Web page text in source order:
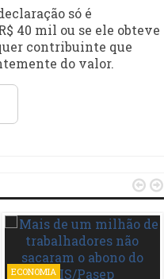
só é
40 mil ou se ele obteve
contribuinte que
do valor.
ECONOMIA
 